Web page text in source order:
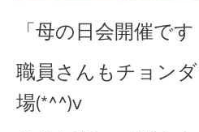
「母の日会開催です
職員さんもチョン
場(*^^)v